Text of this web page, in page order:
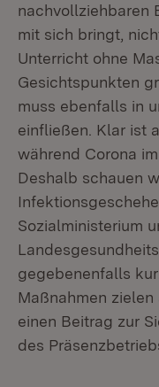
nachvollziehbaren
mit sich bringt,
Unterricht ohne
Gesichtspunkten
muss ebenfalls in
einfließen. Klar ist
während Corona
Deshalb schauen
Sozialministerium
gegebenenfalls
Maßnahmen
einen Beitrag zur
des